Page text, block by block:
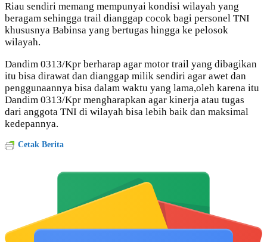
Riau sendiri memang mempunyai kondisi wilayah yang
beragam sehingga trail dianggap cocok bagi personel TNI
khususnya Babinsa yang bertugas hingga ke pelosok
wilayah.
Dandim 0313/Kpr berharap agar motor trail yang dibagikan
itu bisa dirawat dan dianggap milik sendiri agar awet dan
penggunaannya bisa dalam waktu yang lama,oleh karena itu
Dandim 0313/Kpr mengharapkan agar kinerja atau tugas
dari anggota TNI di wilayah bisa lebih baik dan maksimal
kedepannya.
Cetak Berita